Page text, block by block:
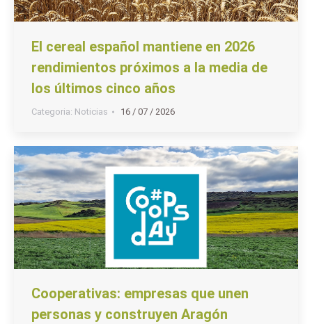
El cereal español mantiene en 2026
rendimientos próximos a la media de
los últimos cinco años
Categoria: Noticias 16 / 07 / 2026
Cooperativas: empresas que unen
personas y construyen Aragón